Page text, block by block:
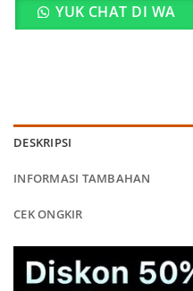
YUK CHAT DI WA
DESKRIPSI
INFORMASI TAMBAHAN
CEK ONGKIR